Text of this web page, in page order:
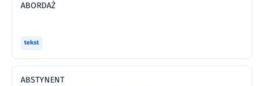
ABORDAŻ
tekst
ABSTYNENT